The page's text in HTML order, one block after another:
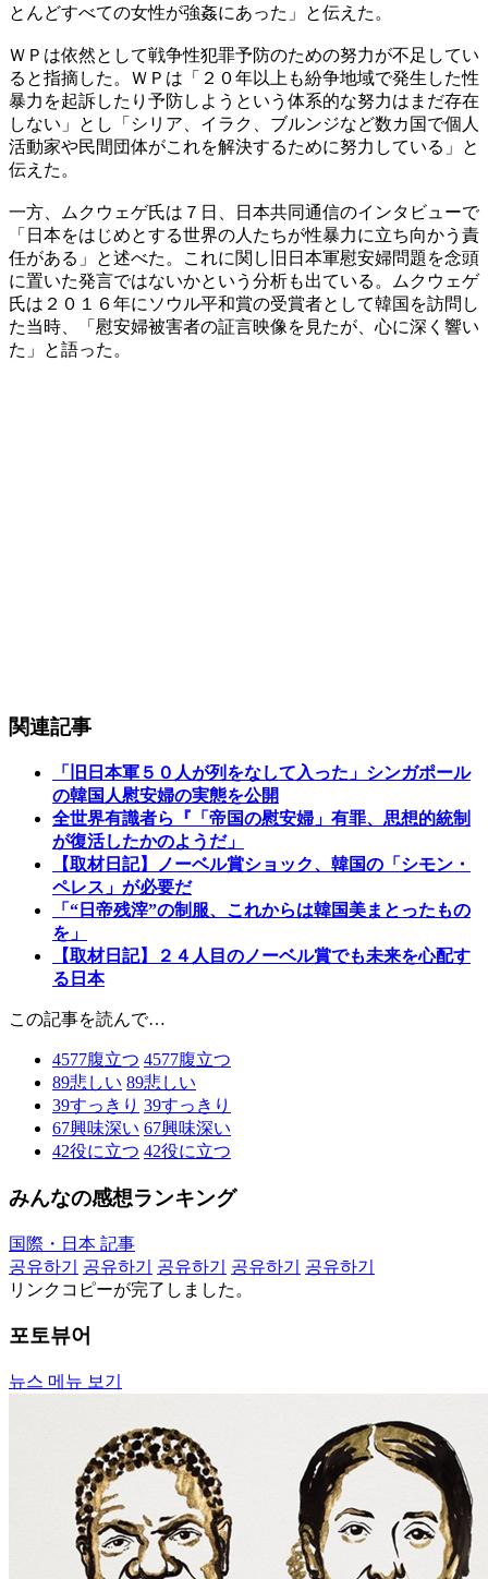
とんどすべての女性が強姦にあった」と伝えた。
ＷＰは依然として戦争性犯罪予防のための努力が不足してい
ると指摘した。ＷＰは「２０年以上も紛争地域で発生した性
暴力を起訴したり予防しようという体系的な努力はまだ存在
しない」とし「シリア、イラク、ブルンジなど数カ国で個人
活動家や民間団体がこれを解決するために努力している」と
伝えた。
一方、ムクウェゲ氏は７日、日本共同通信のインタビューで
「日本をはじめとする世界の人たちが性暴力に立ち向かう責
任がある」と述べた。これに関し旧日本軍慰安婦問題を念頭
に置いた発言ではないかという分析も出ている。ムクウェゲ
氏は２０１６年にソウル平和賞の受賞者として韓国を訪問し
た当時、「慰安婦被害者の証言映像を見たが、心に深く響い
た」と語った。
関連記事
「旧日本軍５０人が列をなして入った」シンガポール
の韓国人慰安婦の実態を公開
全世界有識者ら『「帝国の慰安婦」有罪、思想的統制
が復活したかのようだ」
【取材日記】ノーベル賞ショック、韓国の「シモン・
ペレス」が必要だ
「“日帝残滓”の制服、これからは韓国美まとったもの
を」
【取材日記】２４人目のノーベル賞でも未来を心配す
る日本
この記事を読んで…
4577腹立つ 4577腹立つ
89悲しい 89悲しい
39すっきり 39すっきり
67興味深い 67興味深い
42役に立つ 42役に立つ
みんなの感想ランキング
国際・日本 記事
공유하기
공유하기 공유하기 공유하기
공유하기
リンクコピーが完了しました。
포토뷰어
뉴스 메뉴 보기